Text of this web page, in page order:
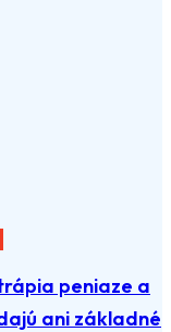
peniaze a
ani základné